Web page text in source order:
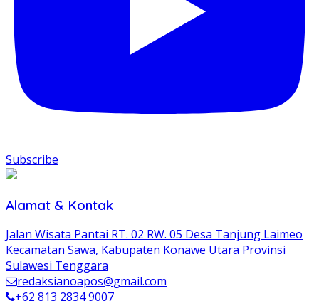
Subscribe
Alamat & Kontak
Jalan Wisata Pantai RT. 02 RW. 05 Desa Tanjung Laimeo
Kecamatan Sawa, Kabupaten Konawe Utara Provinsi
Sulawesi Tenggara
redaksianoapos@gmail.com
+62 813 2834 9007